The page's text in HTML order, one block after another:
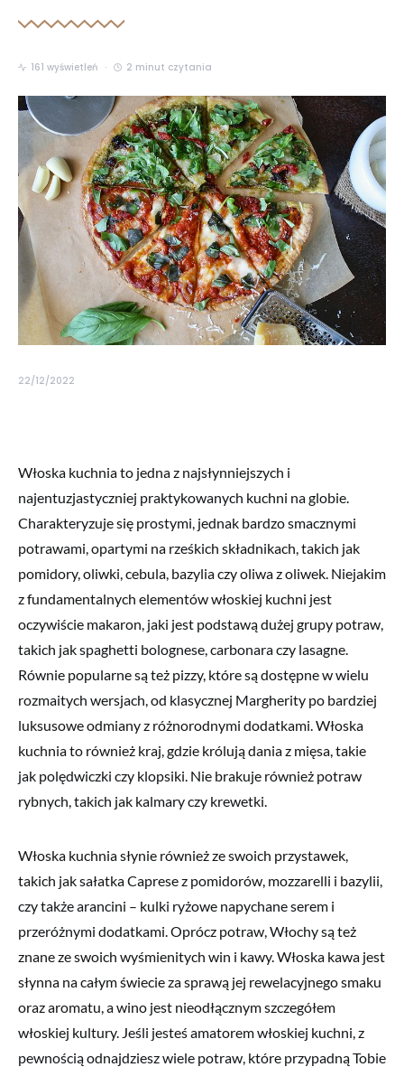
161 wyświetleń 2 minut czytania
22/12/2022
Włoska kuchnia to jedna z najsłynniejszych i
najentuzjastyczniej praktykowanych kuchni na globie.
Charakteryzuje się prostymi, jednak bardzo smacznymi
potrawami, opartymi na rześkich składnikach, takich jak
pomidory, oliwki, cebula, bazylia czy oliwa z oliwek. Niejakim
z fundamentalnych elementów włoskiej kuchni jest
oczywiście makaron, jaki jest podstawą dużej grupy potraw,
takich jak spaghetti bolognese, carbonara czy lasagne.
Równie popularne są też pizzy, które są dostępne w wielu
rozmaitych wersjach, od klasycznej Margherity po bardziej
luksusowe odmiany z różnorodnymi dodatkami. Włoska
kuchnia to również kraj, gdzie królują dania z mięsa, takie
jak polędwiczki czy klopsiki. Nie brakuje również potraw
rybnych, takich jak kalmary czy krewetki.
Włoska kuchnia słynie również ze swoich przystawek,
takich jak sałatka Caprese z pomidorów, mozzarelli i bazylii,
czy także arancini – kulki ryżowe napychane serem i
przeróżnymi dodatkami. Oprócz potraw, Włochy są też
znane ze swoich wyśmienitych win i kawy. Włoska kawa jest
słynna na całym świecie za sprawą jej rewelacyjnego smaku
oraz aromatu, a wino jest nieodłącznym szczegółem
włoskiej kultury. Jeśli jesteś amatorem włoskiej kuchni, z
pewnością odnajdziesz wiele potraw, które przypadną Tobie